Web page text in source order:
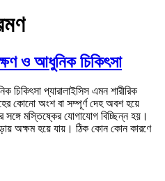
ও আধুনিক চিকিৎসা
প্যারালাইসিস এমন শারীরিক
কোনো অংশ বা সম্পূর্ণ দেহ অবশ হয়ে
মস্তিষ্কের যোগাযোগ বিচ্ছিন্ন হয়।
অক্ষম হয়ে যায়। ঠিক কোন কোন কারণে